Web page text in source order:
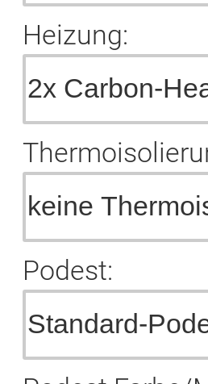
Heizung:
Podest: